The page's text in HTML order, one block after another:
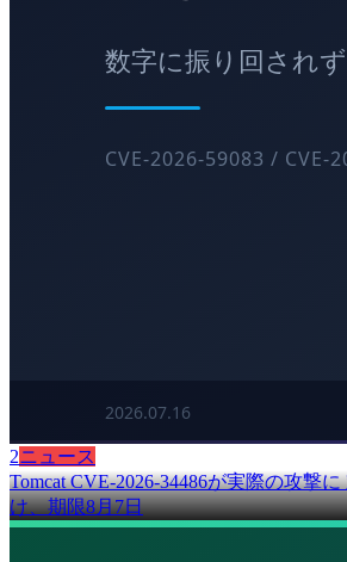
2ニュース
Tomcat CVE-2026-34486が実際の攻撃
け、期限8月7日